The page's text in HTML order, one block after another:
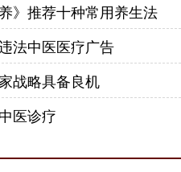
》推荐十种常用养生法
法中医医疗广告
战略具备良机
医诊疗